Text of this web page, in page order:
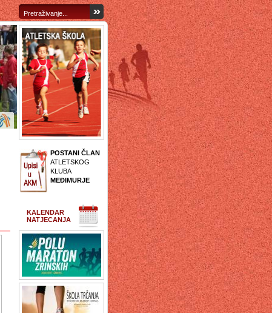
POSTANI ČLAN
ATLETSKOG
KLUBA
MEĐIMURJE
KALENDAR
NATJECANJA